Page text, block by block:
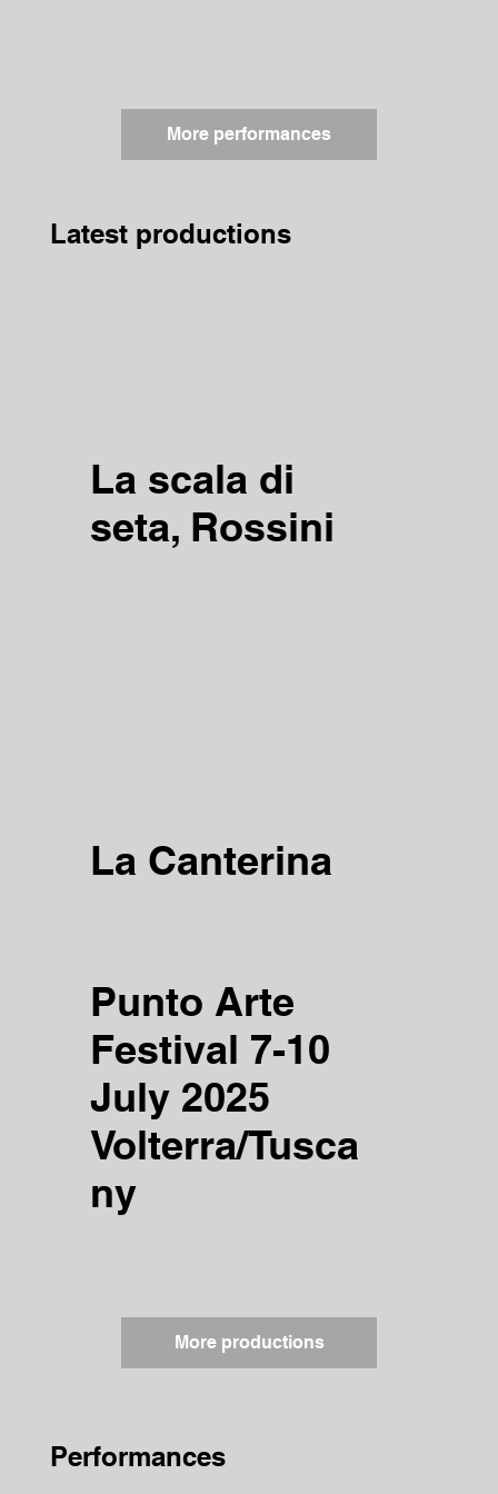
La scala di
seta, Rossini
La Canterina
Punto Arte
Festival 7-10
July 2025
Volterra/Tusca
ny
Latest productions
More productions
Performances
More performances